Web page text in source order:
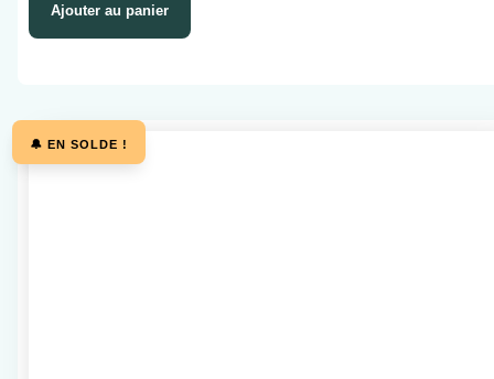
Ajouter au panier
🔔 EN SOLDE !